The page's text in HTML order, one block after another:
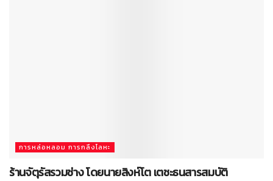
การหล่อหลอม การกลึงโลหะ
ร้านจัตุรัสรวมช่าง โดยนายสิงห์โต เตชะธนสารสมบัติ